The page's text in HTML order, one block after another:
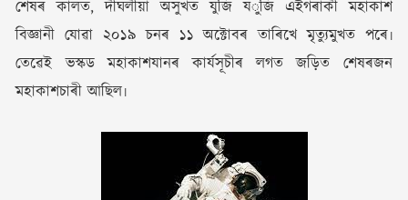
শেষৰ কালত, দীঘলীয়া অসুখত যুঁজি যঁুজি এইগৰাকী মহাকাশ
বিজ্ঞানী যোৱা ২০১৯ চনৰ ১১ অক্টোবৰ তাৰিখে মৃত্যুমুখত পৰে৷
তেৱেই ভস্কড মহাকাশযানৰ কাৰ্যসূচীৰ লগত জড়িত শেষৰজন
মহাকাশচাৰী আছিল৷